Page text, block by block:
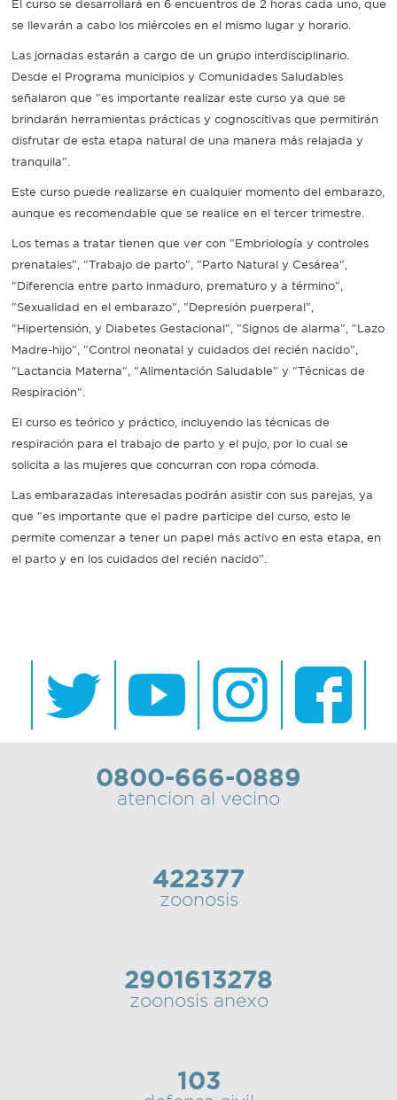
El curso se desarrollará en 6 encuentros de 2 horas cada uno, que
se llevarán a cabo los miércoles en el mismo lugar y horario.
Las jornadas estarán a cargo de un grupo interdisciplinario.
Desde el Programa municipios y Comunidades Saludables
señalaron que "es importante realizar este curso ya que se
brindarán herramientas prácticas y cognoscitivas que permitirán
disfrutar de esta etapa natural de una manera más relajada y
tranquila".
Este curso puede realizarse en cualquier momento del embarazo,
aunque es recomendable que se realice en el tercer trimestre.
Los temas a tratar tienen que ver con "Embriología y controles
prenatales", "Trabajo de parto", "Parto Natural y Cesárea",
"Diferencia entre parto inmaduro, prematuro y a término",
"Sexualidad en el embarazo", "Depresión puerperal",
"Hipertensión, y Diabetes Gestacional", "Signos de alarma", "Lazo
Madre-hijo", "Control neonatal y cuidados del recién nacido",
"Lactancia Materna", "Alimentación Saludable" y "Técnicas de
Respiración".
El curso es teórico y práctico, incluyendo las técnicas de
respiración para el trabajo de parto y el pujo, por lo cual se
solicita a las mujeres que concurran con ropa cómoda.
Las embarazadas interesadas podrán asistir con sus parejas, ya
que "es importante que el padre participe del curso, esto le
permite comenzar a tener un papel más activo en esta etapa, en
el parto y en los cuidados del recién nacido".
0800-666-0889
atencion al vecino
422377
zoonosis
2901613278
zoonosis anexo
103